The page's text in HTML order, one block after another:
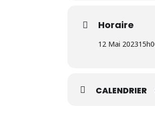
Horaire
12 Mai 2023
CALENDRIER